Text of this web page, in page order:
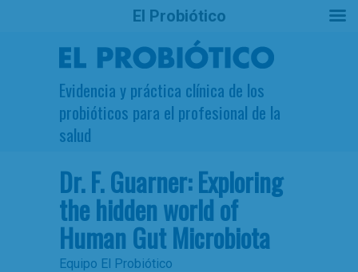
Evidencia y práctica clínica de los
probióticos para el profesional de la
salud
Dr. F. Guarner: Exploring
the hidden world of
Human Gut Microbiota
Equipo El Probiótico
El Probiótico